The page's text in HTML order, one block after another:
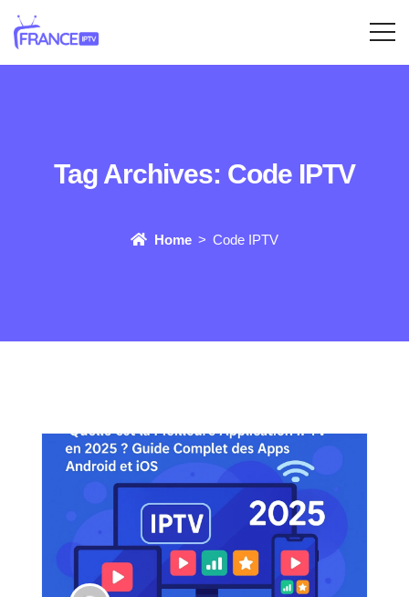
Tag Archives: Code IPTV
Home Code IPTV